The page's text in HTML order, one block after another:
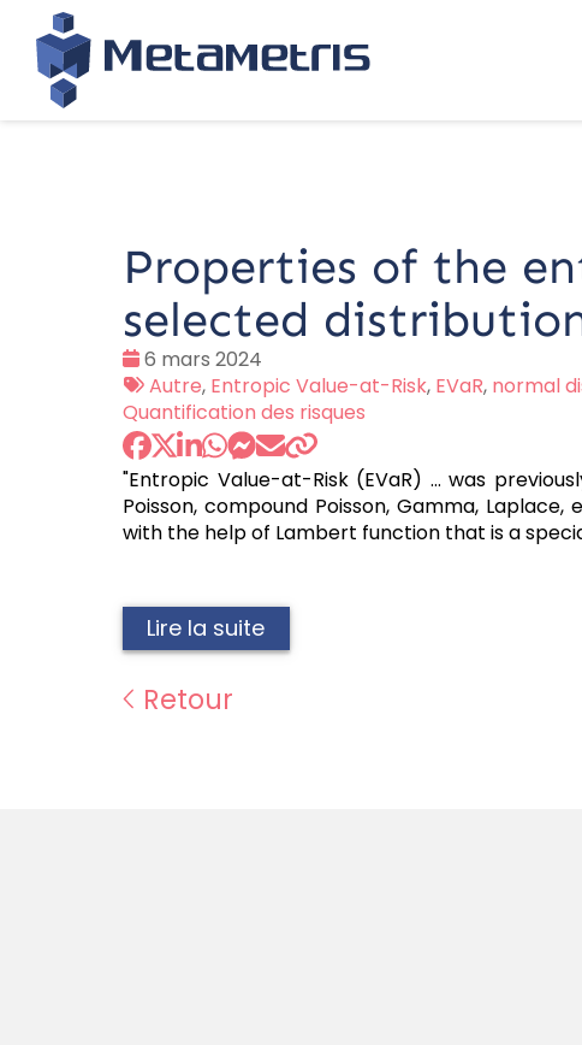
Properties of the
selected
Date
:
6 mars 2024
Tags
:
Autre, Entropic Value-at-Risk, EVaR, normal
Quantification des risques
"Entropic Value-at-Risk (EVaR) ... was
Poisson, compound Poisson, Gamma,
with the help of Lambert function that is a
Lire la suite
Retour